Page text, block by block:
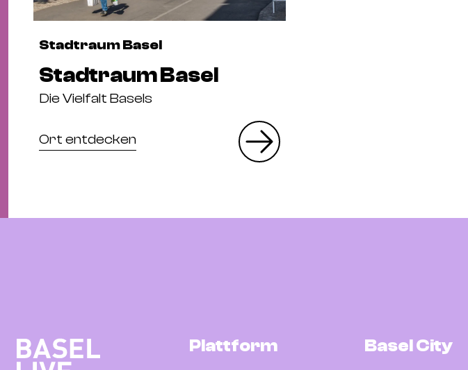
Stadtraum Basel
Stadtraum Basel
Die Vielfalt Basels
Ort entdecken
Plattform
Basel City